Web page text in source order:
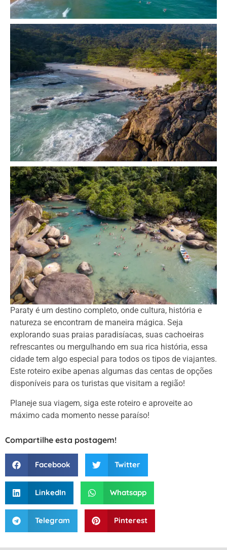
Paraty é um destino completo, onde cultura, história e
natureza se encontram de maneira mágica. Seja
explorando suas praias paradisíacas, suas cachoeiras
refrescantes ou mergulhando em sua rica história, essa
cidade tem algo especial para todos os tipos de viajantes.
Este roteiro exibe apenas algumas das centas de opções
disponíveis para os turistas que visitam a região!
Planeje sua viagem, siga este roteiro e aproveite ao
máximo cada momento nesse paraíso!
Compartilhe esta postagem!
Facebook Twitter
LinkedIn Whatsapp
Telegram Pinterest